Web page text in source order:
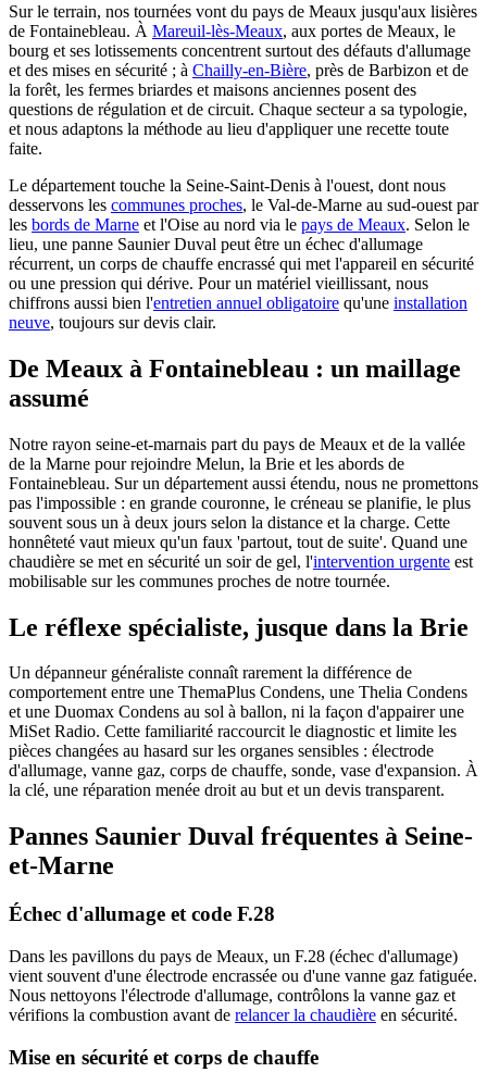
Sur le terrain, nos tournées vont du pays de Meaux jusqu'aux lisières
de Fontainebleau. À Mareuil-lès-Meaux, aux portes de Meaux, le
bourg et ses lotissements concentrent surtout des défauts d'allumage
et des mises en sécurité ; à Chailly-en-Bière, près de Barbizon et de
la forêt, les fermes briardes et maisons anciennes posent des
questions de régulation et de circuit. Chaque secteur a sa typologie,
et nous adaptons la méthode au lieu d'appliquer une recette toute
faite.
Le département touche la Seine-Saint-Denis à l'ouest, dont nous
desservons les communes proches, le Val-de-Marne au sud-ouest par
les bords de Marne et l'Oise au nord via le pays de Meaux. Selon le
lieu, une panne Saunier Duval peut être un échec d'allumage
récurrent, un corps de chauffe encrassé qui met l'appareil en sécurité
ou une pression qui dérive. Pour un matériel vieillissant, nous
chiffrons aussi bien l'entretien annuel obligatoire qu'une installation
neuve, toujours sur devis clair.
De Meaux à Fontainebleau : un maillage
assumé
Notre rayon seine-et-marnais part du pays de Meaux et de la vallée
de la Marne pour rejoindre Melun, la Brie et les abords de
Fontainebleau. Sur un département aussi étendu, nous ne promettons
pas l'impossible : en grande couronne, le créneau se planifie, le plus
souvent sous un à deux jours selon la distance et la charge. Cette
honnêteté vaut mieux qu'un faux 'partout, tout de suite'. Quand une
chaudière se met en sécurité un soir de gel, l'intervention urgente est
mobilisable sur les communes proches de notre tournée.
Le réflexe spécialiste, jusque dans la Brie
Un dépanneur généraliste connaît rarement la différence de
comportement entre une ThemaPlus Condens, une Thelia Condens
et une Duomax Condens au sol à ballon, ni la façon d'appairer une
MiSet Radio. Cette familiarité raccourcit le diagnostic et limite les
pièces changées au hasard sur les organes sensibles : électrode
d'allumage, vanne gaz, corps de chauffe, sonde, vase d'expansion. À
la clé, une réparation menée droit au but et un devis transparent.
Pannes Saunier Duval fréquentes à Seine-
et-Marne
Échec d'allumage et code F.28
Dans les pavillons du pays de Meaux, un F.28 (échec d'allumage)
vient souvent d'une électrode encrassée ou d'une vanne gaz fatiguée.
Nous nettoyons l'électrode d'allumage, contrôlons la vanne gaz et
vérifions la combustion avant de relancer la chaudière en sécurité.
Mise en sécurité et corps de chauffe